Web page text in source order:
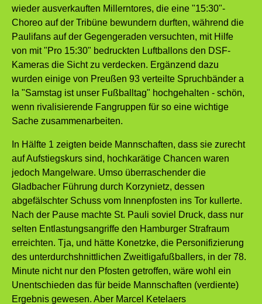
wieder ausverkauften Millerntores, die eine "15:30"-
Choreo auf der Tribüne bewundern durften, während die
Paulifans auf der Gegengeraden versuchten, mit Hilfe
von mit "Pro 15:30" bedruckten Luftballons den DSF-
Kameras die Sicht zu verdecken. Ergänzend dazu
wurden einige von Preußen 93 verteilte Spruchbänder a
la "Samstag ist unser Fußballtag" hochgehalten - schön,
wenn rivalisierende Fangruppen für so eine wichtige
Sache zusammenarbeiten.
In Hälfte 1 zeigten beide Mannschaften, dass sie zurecht
auf Aufstiegskurs sind, hochkarätige Chancen waren
jedoch Mangelware. Umso überraschender die
Gladbacher Führung durch Korzynietz, dessen
abgefälschter Schuss vom Innenpfosten ins Tor kullerte.
Nach der Pause machte St. Pauli soviel Druck, dass nur
selten Entlastungsangriffe den Hamburger Strafraum
erreichten. Tja, und hätte Konetzke, die Personifizierung
des unterdurchshnittlichen Zweitligafußballers, in der 78.
Minute nicht nur den Pfosten getroffen, wäre wohl ein
Unentschieden das für beide Mannschaften (verdiente)
Ergebnis gewesen. Aber Marcel Ketelaers